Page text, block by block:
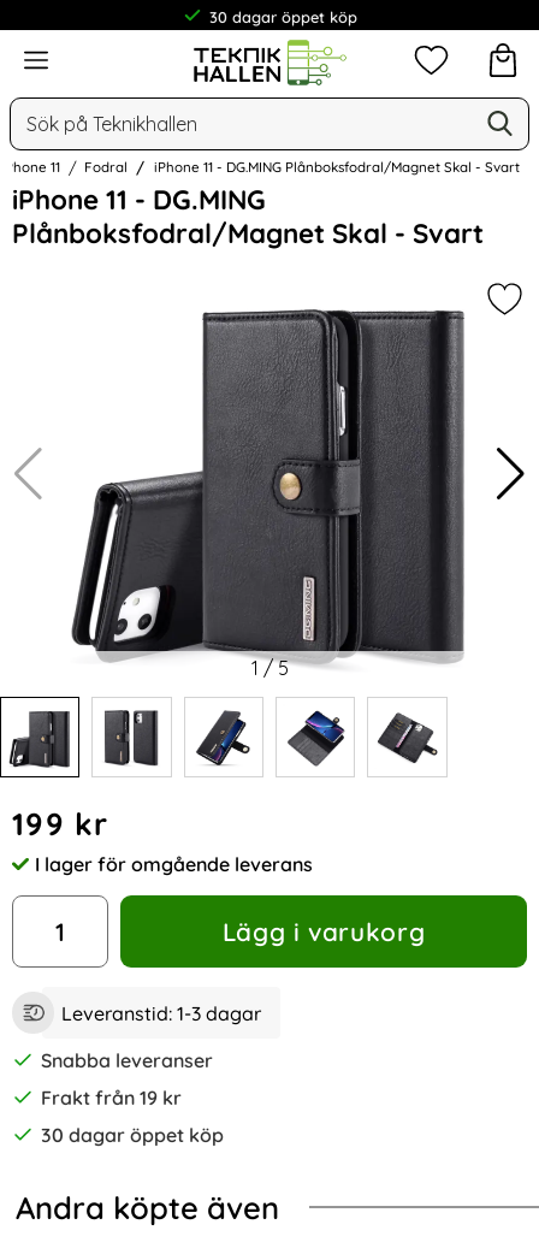
30 dagar öppet köp
Meny
Sök
Mina
iPhone 11 Fodral iPhone 11 - DG.MING Plånboksfodral/Magnet Skal - Svart
iPhone 11 - DG.MING
Plånboksfodral/Magnet Skal - Svart
Hoppa
över
Bilder
1 /5
pris
199 kr
Tillgänglighet:
I lager för omgående leverans
antal
Lägg i varukorg
Leveranstid: 1-3 dagar
Snabba leveranser
Frakt från 19 kr
30 dagar öppet köp
Andra köpte även